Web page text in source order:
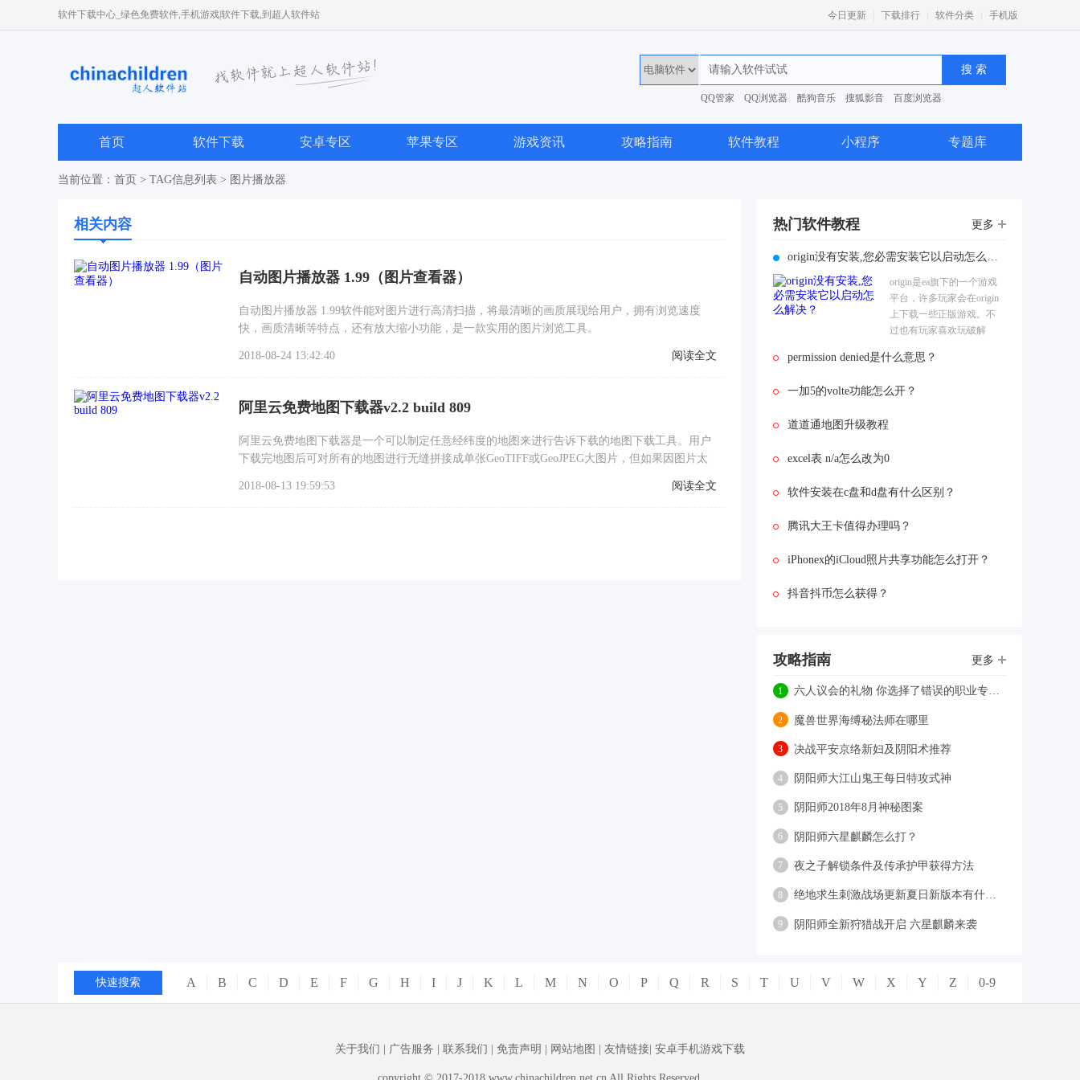
软件下载中心_绿色免费软件,手机游戏|软件下载,到超人软件站 今日更新 下载排行 软件分类 手机版
QQ管家 QQ浏览器 酷狗音乐 搜狐影音
百度浏览器
首页 软件下载 安卓专区 苹果专区 游戏资讯 攻略指南 软件教程 小程序 专题库
当前位置： 首页 > TAG信息列表 > 图片播放器
相关内容
自动图片播放器 1.99（图片查看器）
自动图片播放器 1.99软件能对图片进行高清扫描，将最清晰的画质展现给用户，拥有浏览速度
快，画质清晰等特点，还有放大缩小功能，是一款实用的图片浏览工具。
2018-08-24 13:42:40 阅读全文
阿里云免费地图下载器v2.2 build 809
阿里云免费地图下载器是一个可以制定任意经纬度的地图来进行告诉下载的地图下载工具。用户
下载完地图后可对所有的地图进行无缝拼接成单张GeoTIFF或GeoJPEG大图片，但如果因图片太
2018-08-13 19:59:53
阅读全文
热门软件教程 更多
origin没有安装,您必需安装它以启动怎么解决？
origin是ea旗下的一个游戏
平台，许多玩家会在origin
上下载一些正版游戏。不
过也有玩家喜欢玩破解
的时候，会出现“origin没有
动”的错误提示。这时候应
permission denied是什么意思？
一加5的volte功能怎么开？
道道通地图升级教程
excel表 n/a怎么改为0
软件安装在c盘和d盘有什么区别？
腾讯大王卡值得办理吗？
iPhonex的iCloud照片共享功能怎么打开？
抖音抖币怎么获得？
攻略指南 更多
1 六人议会的礼物 你选择了错误的职业专精怎么办？
2 魔兽世界海缚秘法师在哪里
3 决战平安京络新妇及阴阳术推荐
4 阴阳师大江山鬼王每日特攻式神
5 阴阳师2018年8月神秘图案
6 阴阳师六星麒麟怎么打？
7 夜之子解锁条件及传承护甲获得方法
8 绝地求生刺激战场更新夏日新版本有什么福利？
9 阴阳师全新狩猎战开启 六星麒麟来袭
快速搜索 A B C D E F G H I J K L M N O P Q R S T U V W X Y Z 0-9
关于我们 | 广告服务 | 联系我们 | 免责声明 | 网站地图 | 友情链接| 安卓手机游戏下载